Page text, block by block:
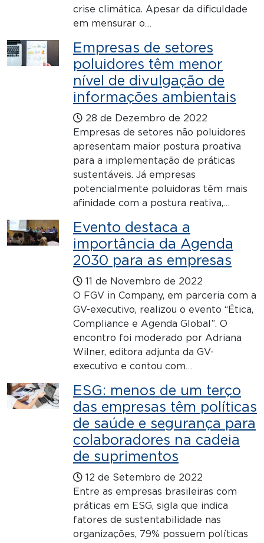
crise climática. Apesar da dificuldade
em mensurar o…
Empresas de setores
poluidores têm menor
nível de divulgação de
informações ambientais
28 de Dezembro de 2022
Empresas de setores não poluidores
apresentam maior postura proativa
para a implementação de práticas
sustentáveis. Já empresas
potencialmente poluidoras têm mais
afinidade com a postura reativa,…
Evento destaca a
importância da Agenda
2030 para as empresas
11 de Novembro de 2022
O FGV in Company, em parceria com a
GV-executivo, realizou o evento “Ética,
Compliance e Agenda Global”. O
encontro foi moderado por Adriana
Wilner, editora adjunta da GV-
executivo e contou com…
ESG: menos de um terço
das empresas têm políticas
de saúde e segurança para
colaboradores na cadeia
de suprimentos
12 de Setembro de 2022
Entre as empresas brasileiras com
práticas em ESG, sigla que indica
fatores de sustentabilidade nas
organizações, 79% possuem políticas